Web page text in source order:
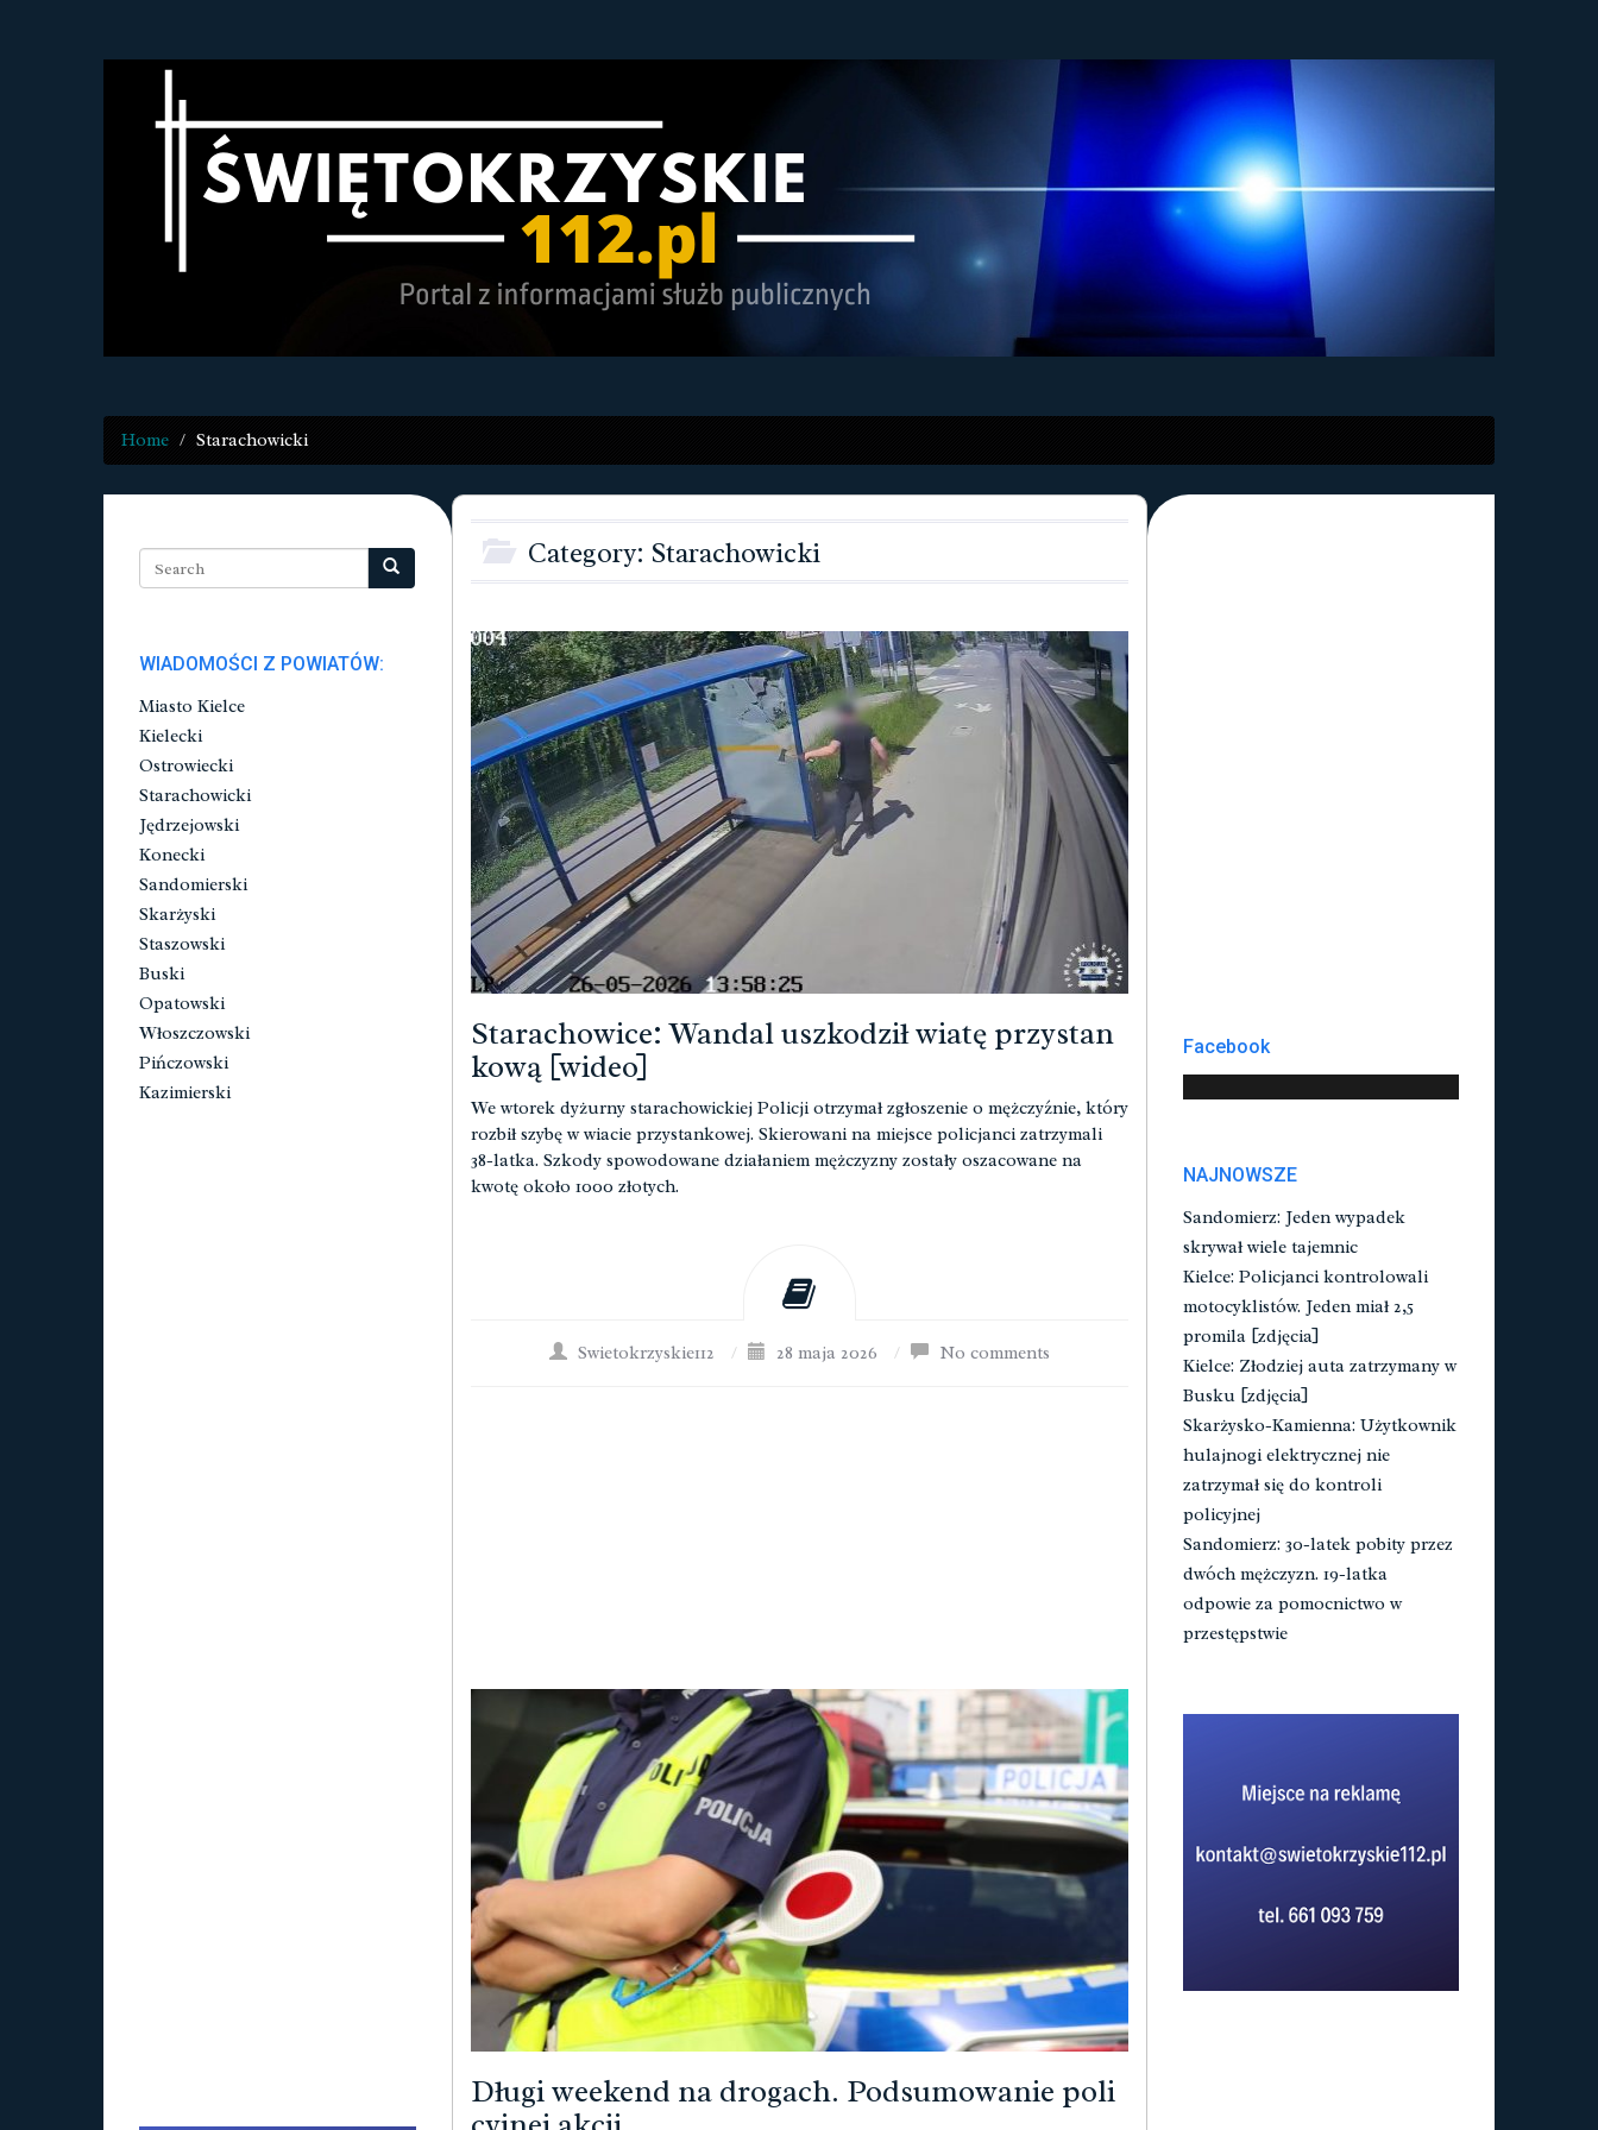
Home Starachowicki
Category: Starachowicki
Starachowice: Wandal uszkodził wiatę przystan
kową [wideo]
We wtorek dyżurny starachowickiej Policji otrzymał zgłoszenie o mężczyźnie, który
rozbił szybę w wiacie przystankowej. Skierowani na miejsce policjanci zatrzymali
38-latka. Szkody spowodowane działaniem mężczyzny zostały oszacowane na
kwotę około 1000 złotych.
Swietokrzyskie112 / 28 maja 2026 / No comments
Długi weekend na drogach. Podsumowanie poli
WIADOMOŚCI Z POWIATÓW:
Miasto Kielce
Kielecki
Ostrowiecki
Starachowicki
Jędrzejowski
Konecki
Sandomierski
Skarżyski
Staszowski
Buski
Opatowski
Włoszczowski
Pińczowski
Kazimierski
Facebook
NAJNOWSZE
Sandomierz: Jeden wypadek
skrywał wiele tajemnic
Kielce: Policjanci kontrolowali
motocyklistów. Jeden miał 2,5
promila [zdjęcia]
Kielce: Złodziej auta zatrzymany w
Busku [zdjęcia]
Skarżysko-Kamienna: Użytkownik
hulajnogi elektrycznej nie
zatrzymał się do kontroli
policyjnej
Sandomierz: 30-latek pobity przez
dwóch mężczyzn. 19-latka
odpowie za pomocnictwo w
przestępstwie